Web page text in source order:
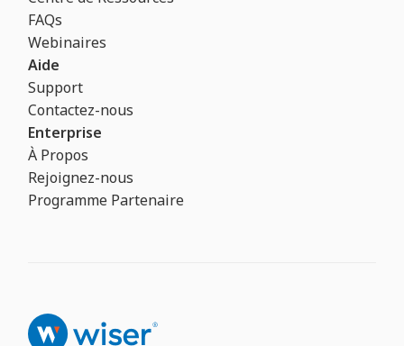
FAQs
Webinaires
Aide
Support
Contactez-nous
Enterprise
À Propos
Rejoignez-nous
Programme Partenaire